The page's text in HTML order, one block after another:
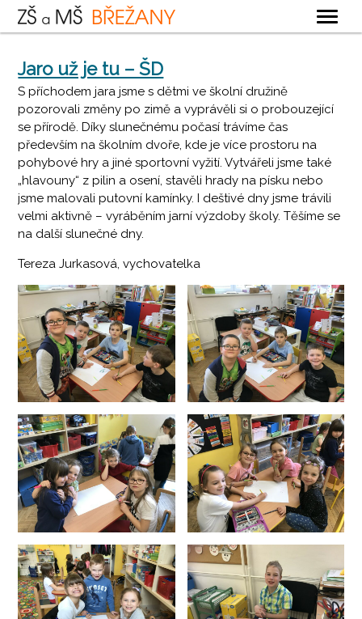
ZÁKLADNÍ ŠKOLA
MATEŘSKÁ ŠKOLA
ŠKOLNÍ DRUŽINA
ŠKOLNÍ JÍDELNA
KONTAKTY
Jaro už je tu – ŠD
S příchodem jara jsme s dětmi ve školní družině
pozorovali změny po zimě a vyprávěli si o probouzející
se přírodě. Díky slunečnému počasí trávíme čas
především na školním dvoře, kde je více prostoru na
pohybové hry a jiné sportovní vyžití. Vytvářeli jsme také
„hlavouny“ z pilin a osení, stavěli hrady na písku nebo
jsme malovali putovní kamínky. I deštivé dny jsme trávili
velmi aktivně – vyráběním jarní výzdoby školy. Těšíme se
na další slunečné dny.
Tereza Jurkasová, vychovatelka